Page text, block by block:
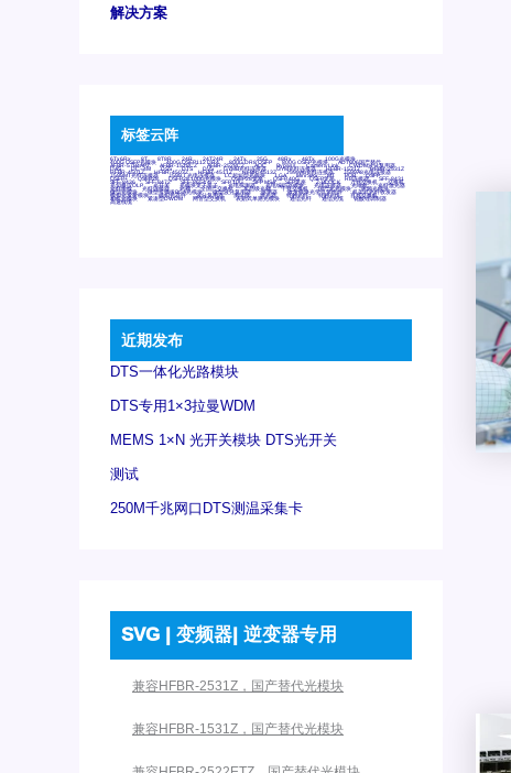
解决方案
标签云阵
6Tx6Rx 8T 8T8R 24R 24T24R 24Tx 25G 48Rx 48Tx 100G光模块
400G OSFP光模块 400G QSFP112 DR4 800G DR8 OSFP 800G OSFP光模块 AD7606国产替代
AFBR-57B4APZ AFBR-1528CZ AFBR-2528CZ AOC Bypass Camera Link CWDM波分复用器
DAS DC~4M DSS DTS DVS GYMB光纤连接器 GYM光纤连接器 HFBR-1531Z HFBR-2531Z
HFBR-4501Z HFBR-4503Z HFBR-4511Z HFBR-4513Z J599A6光纤连接器 J599A8光电连接器
J599MT光纤连接器 J599Ⅰ光电连接器 LC超短型光模块 LGA Mini SAS MT POB QSFP
QSFP+ QSFP28 QSFP28 100G光模块 QSFP28笼座 QSFP 40G QSFP笼座 RP连接器 SFF-8431
SFF-8436 SFF-8472 SFF-8654 4i SFP 10G SFP MSA SFP笼座 Z-BLOCK 万兆交换机 交换机
光切换仪OLP 光开关 光模块笼子座子 光电探测器 光电编码器模块 光电连接器 光端机 光纤激光器
光纤跳线 光纤连接器 光耦 全国产交换机 军品级光耦 千兆交换机 国产化光模块 射频光模块
微型光模块 微型可插拔BGA光模块 微型波分复用器 探测器 收发模块光学引擎组件 机架式光纤收发器
模拟光发射模块 模拟光器件 波分复用器 测试版 激光器 特种光纤 特种光缆 百兆交换机
相机光模块 紧凑型DWDM 网管型交换机 表贴式单路光模块 通信光纤 通信光缆 铌酸锂调制器
高速线缆
近期发布
DTS一体化光路模块
DTS专用1×3拉曼WDM
MEMS 1×N 光开关模块 DTS光开关
测试
250M千兆网口DTS测温采集卡
SVG | 变频器| 逆变器专用
兼容HFBR-2531Z，国产替代光模块
兼容HFBR-1531Z，国产替代光模块